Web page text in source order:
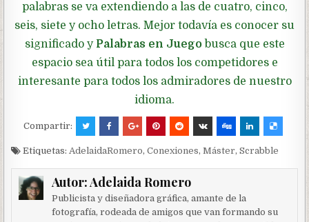
palabras se va extendiendo a las de cuatro, cinco,
seis, siete y ocho letras. Mejor todavía es conocer su
significado y Palabras en Juegobusca que este
espacio sea útil para todos los competidores e
interesante para todos los admiradores de nuestro
idioma.
Compartir:
Etiquetas:AdelaidaRomero,Conexiones,Máster,Scrabble
Autor:Adelaida Romero
Publicista y diseñadora gráfica, amante de la
fotografía, rodeada de amigos que van formando su